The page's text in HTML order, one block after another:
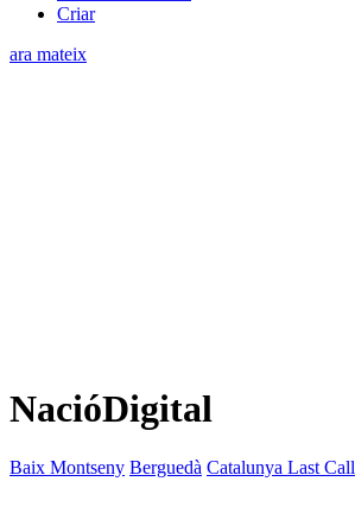
Criar
ara mateix
NacióDigital
Baix Montseny Berguedà Catalunya Last Call